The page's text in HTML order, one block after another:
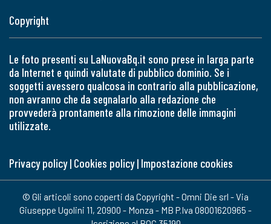
Copyright
Le foto presenti su LaNuovaBq.it sono prese in larga parte
da Internet e quindi valutate di pubblico dominio. Se i
soggetti avessero qualcosa in contrario alla pubblicazione,
non avranno che da segnalarlo alla redazione che
provvederà prontamente alla rimozione delle immagini
utilizzate.
Privacy policy| Cookies policy| Impostazione cookies
© Gli articoli sono coperti da Copyright - Omni Die srl - Via
Giuseppe Ugolini 11, 20900 - Monza - MB P.Iva 08001620965 -